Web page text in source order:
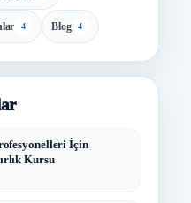
4 Blog 4
İçin
Kursu